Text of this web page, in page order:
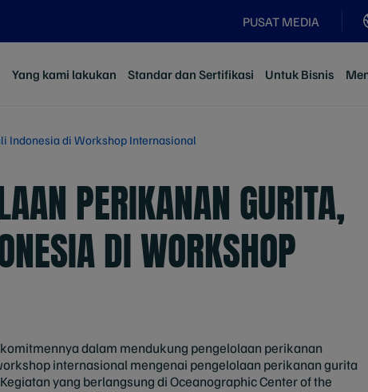
PUSAT MEDIA
Yang kami lakukan Standar dan Sertifikasi Untuk Bisnis
Indonesia di Workshop Internasional
PERIKANAN GURITA,
DI WORKSHOP
dalam mendukung pengelolaan perikanan
internasional mengenai pengelolaan perikanan gurita
yang berlangsung di Oceanographic Center of the